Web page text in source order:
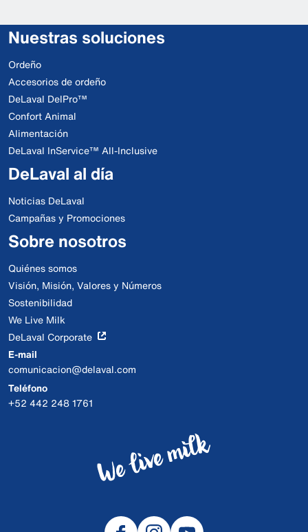
Nuestras soluciones
Ordeño
Accesorios de ordeño
DeLaval DelPro™
Confort Animal
Alimentación
DeLaval InService™ All-Inclusive
DeLaval al día
Noticias DeLaval
Campañas y Promociones
Sobre nosotros
Quiénes somos
Visión, Misión, Valores y Números
Sostenibilidad
We Live Milk
DeLaval Corporate
E-mail
comunicacion@delaval.com
Teléfono
+52 442 248 1761